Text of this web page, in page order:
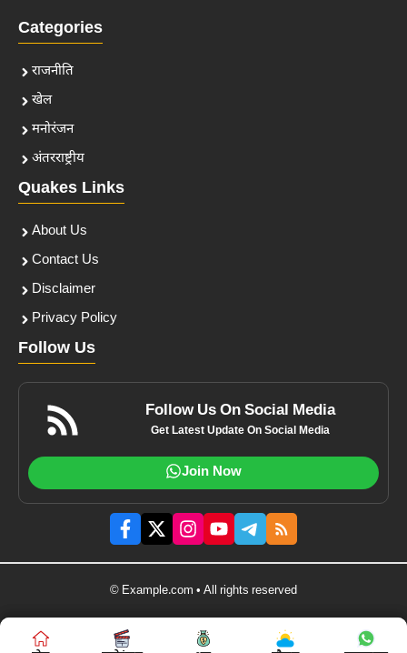
Categories
राजनीति
खेल
मनोरंजन
अंतरराष्ट्रीय
Quakes Links
About Us
Contact Us
Disclaimer
Privacy Policy
Follow Us
Follow Us On Social Media
Get Latest Update On Social Media
Join Now
© Example.com • All rights reserved